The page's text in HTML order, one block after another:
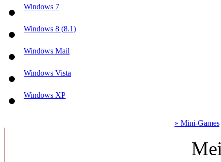
Windows 7
Windows 8 (8.1)
Windows Mail
Windows Vista
Windows XP
» Mini-Games